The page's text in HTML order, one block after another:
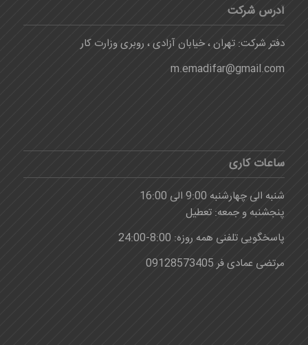
آدرس شرکت
دفتر شرکت: تهران ، خیابان آزادی ، روبری وزارت کار
m.emadifar@gmail.com
ساعات کاری
شنبه الی چهارشنبه 9:00 الی 16:00
پنجشنبه و جمعه: تعطیل
پاسخگویی تلفنی همه روزه: 8:00-24:00
مرتضی عمادی فر 09128573405